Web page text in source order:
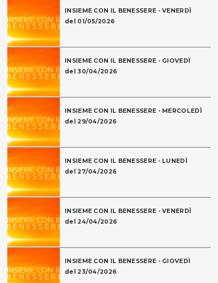
INSIEME CON IL BENESSERE - VENERDÌ
del 01/05/2026
INSIEME CON IL BENESSERE - GIOVEDÌ
del 30/04/2026
INSIEME CON IL BENESSERE - MERCOLEDÌ
del 29/04/2026
INSIEME CON IL BENESSERE - LUNEDÌ
del 27/04/2026
INSIEME CON IL BENESSERE - VENERDÌ
del 24/04/2026
INSIEME CON IL BENESSERE - GIOVEDÌ
del 23/04/2026